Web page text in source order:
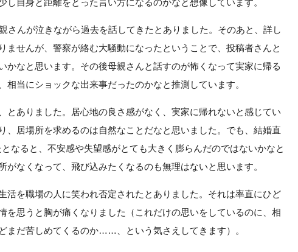
し自身と距離をとった言い方になるのかなと想像しています。
さんが泣きながら過去を話してきたとありました。そのあと、詳し
ませんが、警察が絡む大騒動になったということで、投稿者さんと
かなと思います。その後母親さんと話すのが怖くなって実家に帰る
相当にショックな出来事だったのかなと推測しています。
とありました。居心地の良さ感がなく、実家に帰れないと感じてい
、居場所を求めるのは自然なことだなと思いました。でも、結婚直
なると、不安感や失望感がとても大きく膨らんだのではないかなと
がなくなって、飛び込みたくなるのも無理はないと思います。
活を職場の人に笑われ否定されたとありました。それは率直にひど
を思うと胸が痛くなりました（これだけの思いをしているのに、相
まだ苦しめてくるのか……、という気さえしてきます）。